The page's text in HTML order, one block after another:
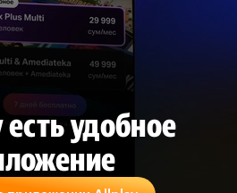
удобное